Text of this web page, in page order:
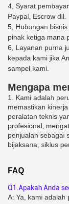
4, Syarat
Paypal, Escrow dll.
5, Hubungan
pihak ketiga mana
6, Layanan purna
kepada kami jika
sampel kami.
Mengapa
1. Kami adalah
memastikan
peralatan teknis
profesional,
penjualan sebagai
bijaksana, siklus
FAQ
Q1.Apakah Anda
A: Ya, kami adalah